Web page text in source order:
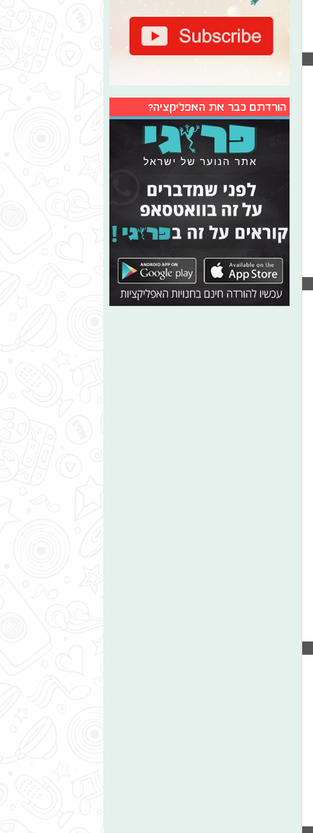
הורדתם כבר את האפליקציה?